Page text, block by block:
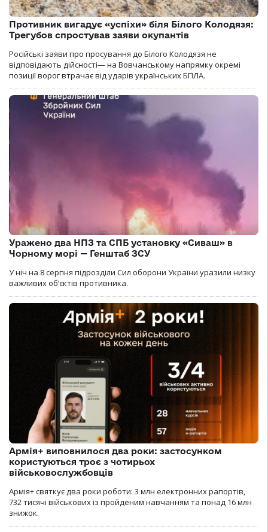
Противник вигадує «успіхи» біля Білого Колодязя:
Трегубов спростував заяви окупантів
Російські заяви про просування до Білого Колодязя не
відповідають дійсності— на Вовчанському напрямку окремі
позиції ворог втрачає від ударів українських БПЛА.
Уражено два НПЗ та СПБ установку «Сиваш» в
Чорному морі — Генштаб ЗСУ
У ніч на 8 серпня підрозділи Сил оборони України уразили низку
важливих об’єктів противника.
Армія+ виповнилося два роки: застосунком
користуються троє з чотирьох
військовослужбовців
Армія+ святкує два роки роботи: 3 млн електронних рапортів,
732 тисячі військових із пройденим навчанням та понад 16 млн
знижок.